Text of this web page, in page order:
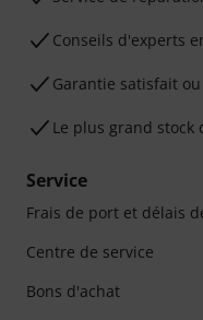
Conseils d'experts
Garantie satisfait
Le plus grand stock
Service
Frais de port et délais
Centre de service
Bons d'achat